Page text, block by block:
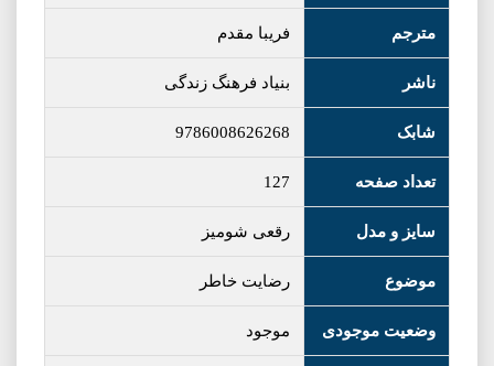
مترجم فریبا مقدم
ناشر بنیاد فرهنگ زندگی
شابک 9786008626268
تعداد صفحه 127
سایز و مدل رقعی شومیز
موضوع رضایت خاطر
وضعیت موجودی موجود